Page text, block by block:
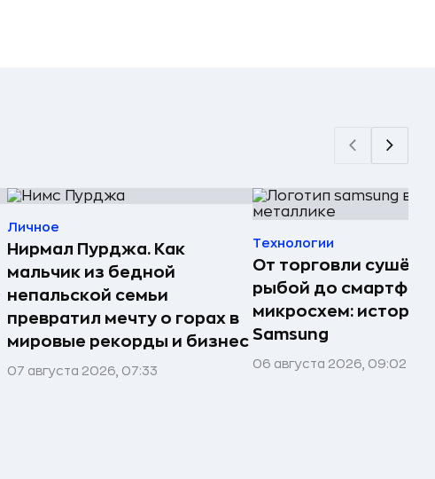
Личное
Нирмал Пурджа. Как
мальчик из бедной
непальской семьи
превратил мечту о горах в
мировые рекорды и бизнес
07 августа 2026, 07:33
Технологии
От торговли
рыбой до
микросхем: история
Samsung
06 августа 2026, 09:02